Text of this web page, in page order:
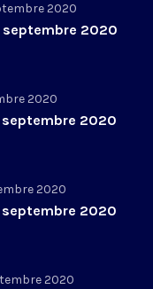
2020
septembre 2020
2020
septembre 2020
2020
septembre 2020
2020